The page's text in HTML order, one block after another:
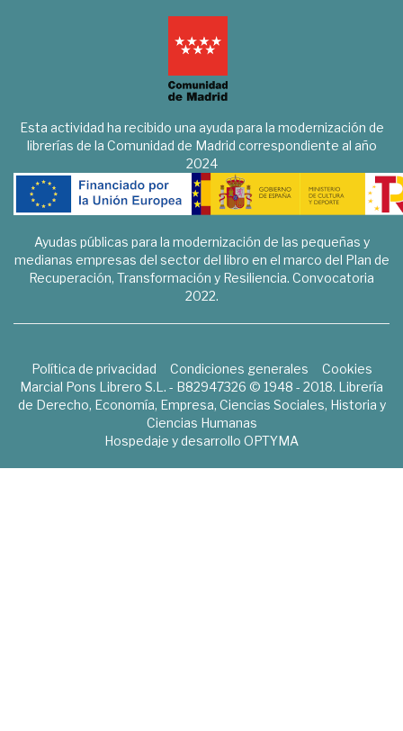
Esta actividad ha recibido una ayuda para la modernización de
librerías de la Comunidad de Madrid correspondiente al año
2024
Ayudas públicas para la modernización de las pequeñas y
medianas empresas del sector del libro en el marco del Plan de
Recuperación, Transformación y Resiliencia. Convocatoria
2022.
Política de privacidad Condiciones generales
Cookies
Marcial Pons Librero S.L. - B82947326 © 1948 - 2018. Librería
de Derecho, Economía, Empresa, Ciencias Sociales, Historia y
Ciencias Humanas
Hospedaje y desarrollo OPTYMA